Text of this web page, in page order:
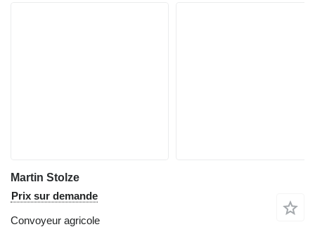
Martin Stolze
Prix sur demande
Convoyeur agricole